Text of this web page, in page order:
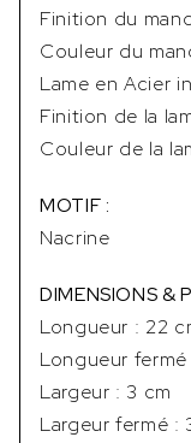
Finition du
Couleur du
Lame en Acier
Finition de la
Couleur de la
MOTIF :
Nacrine
DIMENSIONS &
Longueur : 22
Longueur
Largeur : 3 cm
Largeur fermé :